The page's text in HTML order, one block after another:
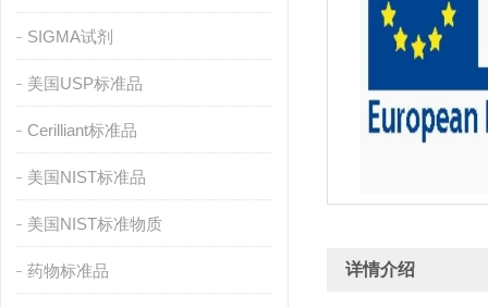
SIGMA试剂
美国USP标准品
Cerilliant标准品
美国NIST标准品
美国NIST标准物质
药物标准品 详情介绍